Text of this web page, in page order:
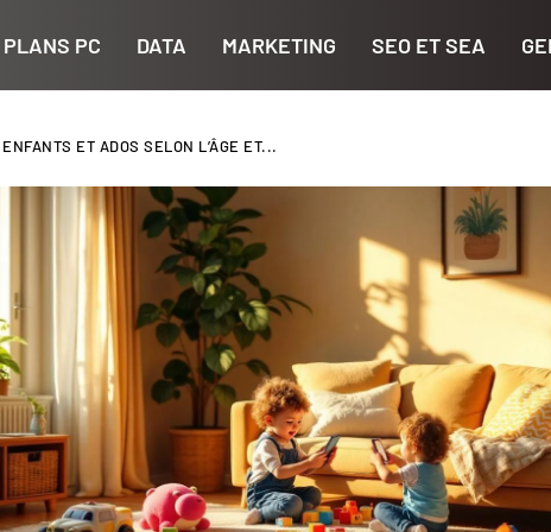
PC DATA MARKETING SEO ET SEA
ET ADOS SELON L’ÂGE ET...